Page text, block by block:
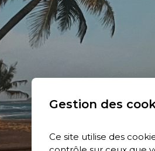
Gestion des
Ce site utilise des